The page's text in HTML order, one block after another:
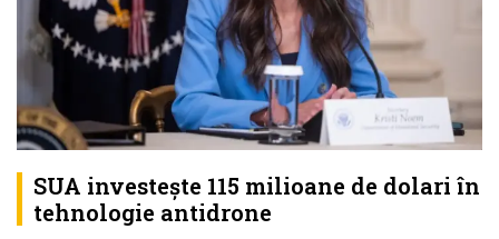
SUA investeşte 115 milioane de dolari în
tehnologie antidrone